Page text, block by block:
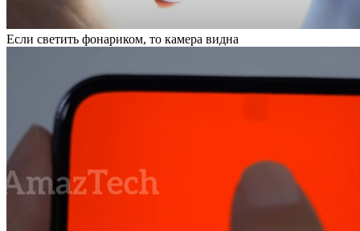
Если светить фонариком, то камера видна